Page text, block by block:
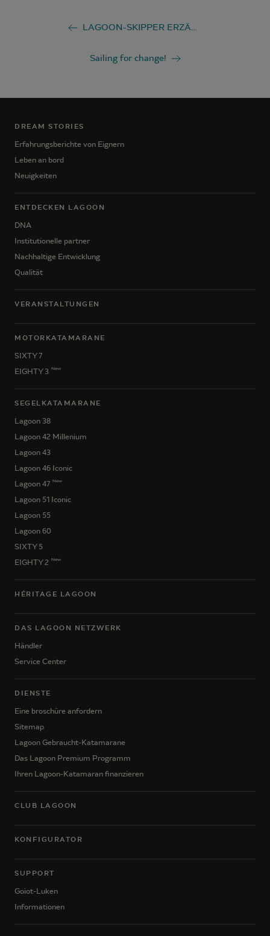
LAGOON-SKIPPER ERZÄHLEN UNS VOM SEGELN AUF DER LAGOON 51
Sailing for change!
DREAM STORIES
Erfahrungsberichte von Eignern
Leben an bord
Neuigkeiten
ENTDECKEN LAGOON
DNA
Institutionelle partner
Nachhaltige Entwicklung
Qualität
VERANSTALTUNGEN
MOTORKATAMARANE
SIXTY 7
EIGHTY 3 New
SEGELKATAMARANE
Lagoon 38
Lagoon 42 Millenium
Lagoon 43
Lagoon 46 Iconic
Lagoon 47 New
Lagoon 51 Iconic
Lagoon 55
Lagoon 60
SIXTY 5
EIGHTY 2 New
HÉRITAGE LAGOON
DAS LAGOON NETZWERK
Händler
Service Center
DIENSTE
Eine broschüre anfordern
Sitemap
Lagoon Gebraucht-Katamarane
Das Lagoon Premium Programm
Ihren Lagoon-Katamaran finanzieren
CLUB LAGOON
KONFIGURATOR
SUPPORT
Goiot-Luken
Informationen